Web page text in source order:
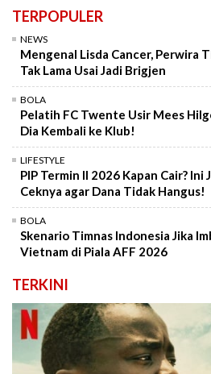
TERPOPULER
NEWS
Mengenal Lisda Cancer, Perwira
Tak Lama Usai Jadi Brigjen
BOLA
Pelatih FC Twente Usir Mees
Dia Kembali ke Klub!
LIFESTYLE
PIP Termin II 2026 Kapan Cair? Ini
Ceknya agar Dana Tidak Hangus!
BOLA
Skenario Timnas Indonesia Jika
Vietnam di Piala AFF 2026
TERKINI